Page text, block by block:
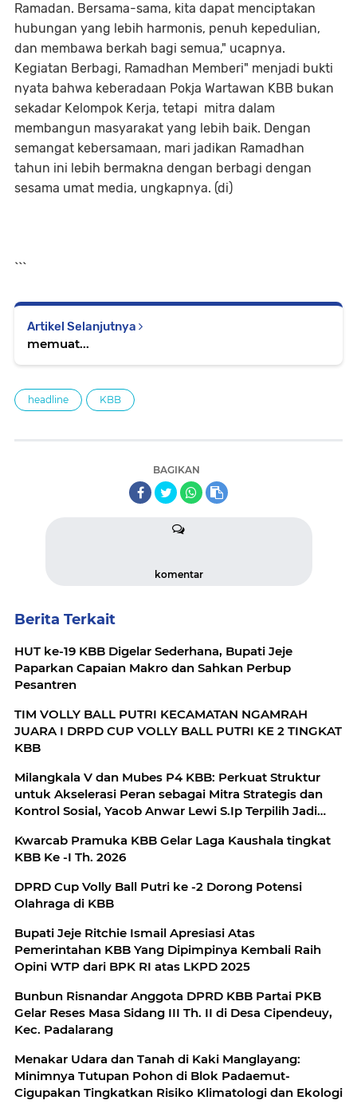
Ramadan. Bersama-sama, kita dapat menciptakan
hubungan yang lebih harmonis, penuh kepedulian,
dan membawa berkah bagi semua," ucapnya.
Kegiatan Berbagi, Ramadhan Memberi" menjadi bukti
nyata bahwa keberadaan Pokja Wartawan KBB bukan
sekadar Kelompok Kerja, tetapi mitra dalam
membangun masyarakat yang lebih baik. Dengan
semangat kebersamaan, mari jadikan Ramadhan
tahun ini lebih bermakna dengan berbagi dengan
sesama umat media, ungkapnya. (di)
```
Artikel Selanjutnya
memuat...
headline KBB
BAGIKAN
komentar
Berita Terkait
HUT ke-19 KBB Digelar Sederhana, Bupati Jeje
Paparkan Capaian Makro dan Sahkan Perbup
Pesantren
TIM VOLLY BALL PUTRI KECAMATAN NGAMRAH
JUARA I DRPD CUP VOLLY BALL PUTRI KE 2 TINGKAT
KBB
Milangkala V dan Mubes P4 KBB: Perkuat Struktur
untuk Akselerasi Peran sebagai Mitra Strategis dan
Kontrol Sosial, Yacob Anwar Lewi S.Ip Terpilih Jadi
Kwarcab Pramuka KBB Gelar Laga Kaushala tingkat
KBB Ke -I Th. 2026
DPRD Cup Volly Ball Putri ke -2 Dorong Potensi
Olahraga di KBB
Bupati Jeje Ritchie Ismail Apresiasi Atas
Pemerintahan KBB Yang Dipimpinya Kembali Raih
Opini WTP dari BPK RI atas LKPD 2025
Bunbun Risnandar Anggota DPRD KBB Partai PKB
Gelar Reses Masa Sidang III Th. II di Desa Cipendeuy,
Kec. Padalarang
Menakar Udara dan Tanah di Kaki Manglayang:
Minimnya Tutupan Pohon di Blok Padaemut-
Cigupakan Tingkatkan Risiko Klimatologi dan Ekologi